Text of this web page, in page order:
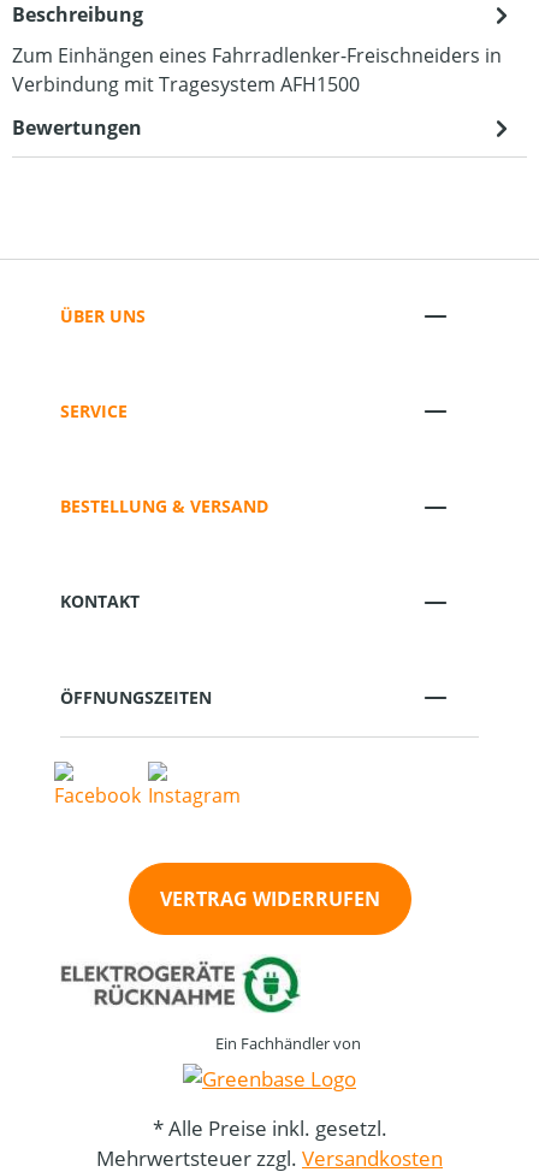
Beschreibung
Zum Einhängen eines Fahrradlenker-Freischneiders in
Verbindung mit Tragesystem AFH1500
Bewertungen
ÜBER UNS
SERVICE
BESTELLUNG & VERSAND
KONTAKT
ÖFFNUNGSZEITEN
VERTRAG WIDERRUFEN
Ein Fachhändler von
* Alle Preise inkl. gesetzl.
Mehrwertsteuer zzgl. Versandkosten